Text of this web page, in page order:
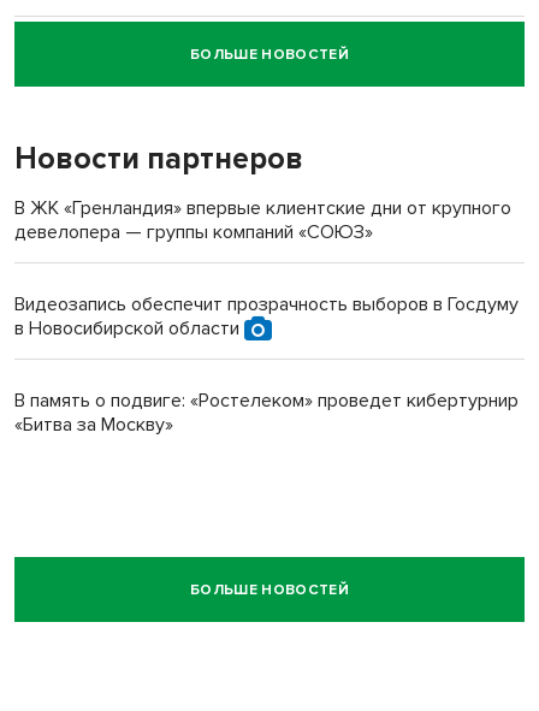
Новосибирский суд наказал водителя за смерть
пенсионерки на вокзале
БОЛЬШЕ НОВОСТЕЙ
Новости партнеров
В ЖК «Гренландия» впервые клиентские дни от крупного
девелопера — группы компаний «СОЮЗ»
Видеозапись обеспечит прозрачность выборов в Госдуму
в Новосибирской области
В память о подвиге: «Ростелеком» проведет кибертурнир
«Битва за Москву»
БОЛЬШЕ НОВОСТЕЙ